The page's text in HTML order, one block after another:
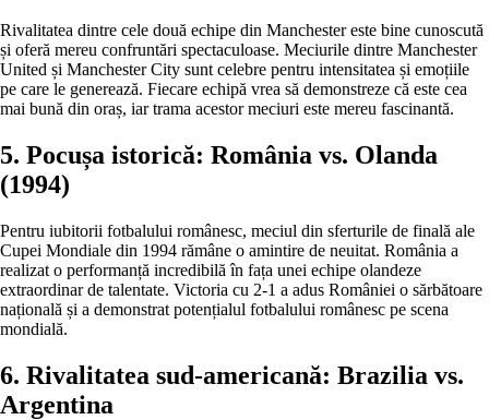
Rivalitatea dintre cele două echipe din Manchester este bine cunoscută
și oferă mereu confruntări spectaculoase. Meciurile dintre Manchester
United și Manchester City sunt celebre pentru intensitatea și emoțiile
pe care le generează. Fiecare echipă vrea să demonstreze că este cea
mai bună din oraș, iar trama acestor meciuri este mereu fascinantă.
5. Pocușa istorică: România vs. Olanda
(1994)
Pentru iubitorii fotbalului românesc, meciul din sferturile de finală ale
Cupei Mondiale din 1994 rămâne o amintire de neuitat. România a
realizat o performanță incredibilă în fața unei echipe olandeze
extraordinar de talentate. Victoria cu 2-1 a adus României o sărbătoare
națională și a demonstrat potențialul fotbalului românesc pe scena
mondială.
6. Rivalitatea sud-americană: Brazilia vs.
Argentina